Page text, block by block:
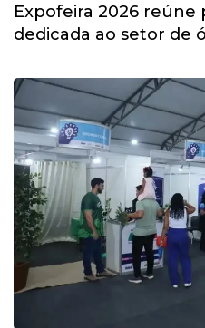
Expofeira 2026 reúne
dedicada ao setor de